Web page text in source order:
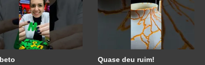
Quase deu ruim!